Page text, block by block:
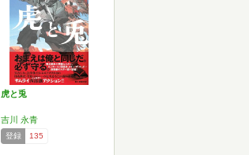
虎と兎
吉川 永青
登録 135